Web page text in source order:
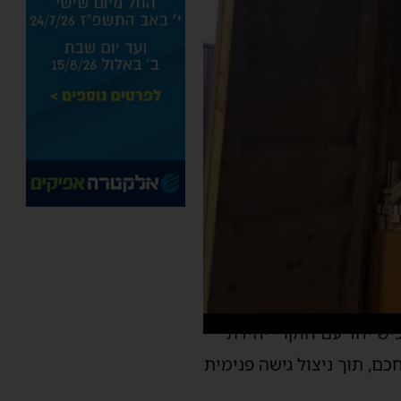
יחד עם חוקרי יחידת
תוך ניצול גישה פנימית